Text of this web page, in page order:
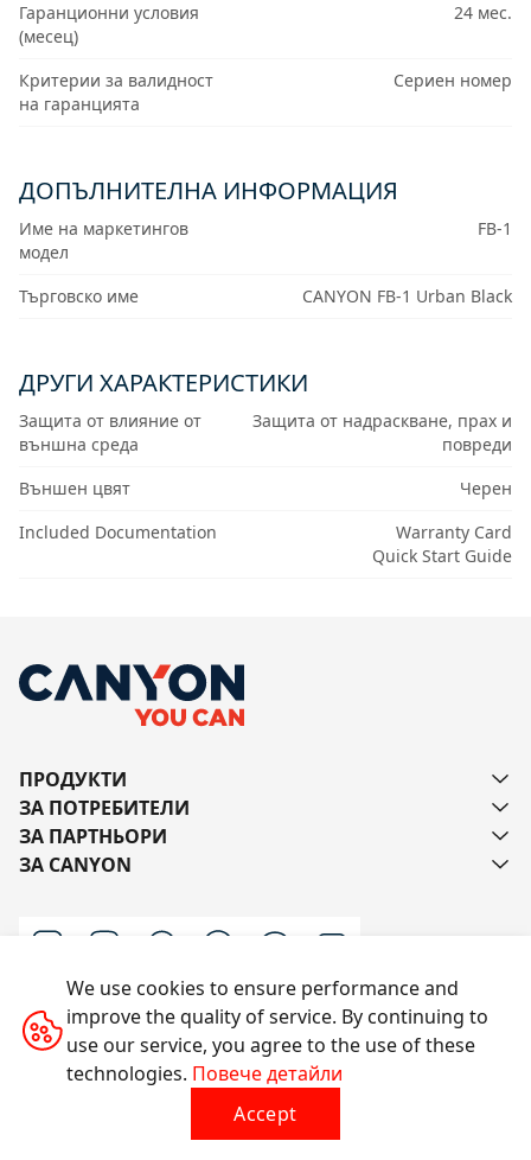
Гаранционни условия
(месец)
24 мес.
Критерии за валидност
на гаранцията
Сериен номер
ДОПЪЛНИТЕЛНА ИНФОРМАЦИЯ
Име на маркетингов
модел
FB-1
Търговско име CANYON FB-1 Urban Black
ДРУГИ ХАРАКТЕРИСТИКИ
Защита от влияние от
външна среда
Защита от надраскване, прах и
повреди
Външен цвят
Черен
Included Documentation
Warranty Card
Quick Start Guide
ПРОДУКТИ
ЗА ПОТРЕБИТЕЛИ
ЗА ПАРТНЬОРИ
ЗА CANYON
Пишете ни
Всички права запазени © 2014-2026 CANYON
We use cookies to ensure performance and
improve the quality of service. By continuing to
use our service, you agree to the use of these
technologies. Повече детайли
Accept